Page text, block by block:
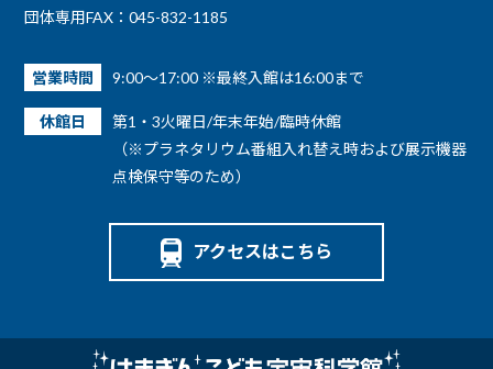
団体専用FAX：045-832-1185
営業時間 9:00～17:00 ※最終入館は16:00まで
休館日
第1・3火曜日/年末年始/臨時休館
（※プラネタリウム番組入れ替え時および展示機器
点検保守等のため）
アクセスはこちら